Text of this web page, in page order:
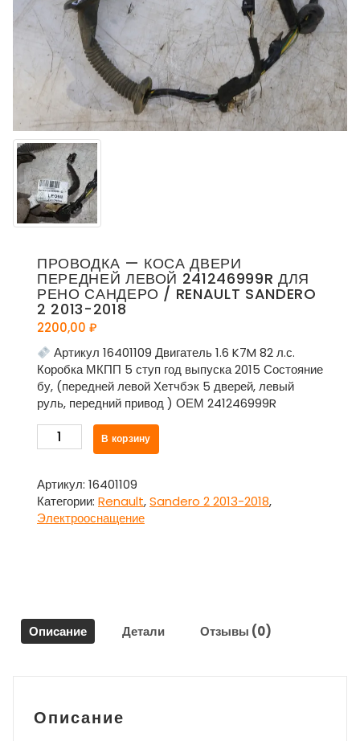
ПРОВОДКА — КОСА ДВЕРИ
ПЕРЕДНЕЙ ЛЕВОЙ 241246999R ДЛЯ
РЕНО САНДЕРО / RENAULT SANDERO
2 2013-2018
2200,00 ₽
Артикул 16401109 Двигатель 1.6 K7M 82 л.с.
Коробка МКПП 5 ступ год выпуска 2015 Состояние
бу, (передней левой Хетчбэк 5 дверей, левый
руль, передний привод ) ОЕМ 241246999R
Количество
товара
-
коса
двери
Сандеро
/
2018
В корзину
Артикул: 16401109
Категории: Renault,Sandero 2 2013-2018,
Электрооснащение
Описание Детали Отзывы (0)
Описание